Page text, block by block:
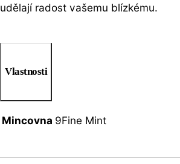
udělají radost vašemu blízkému.
Vlastnosti
Mincovna 9Fine Mint